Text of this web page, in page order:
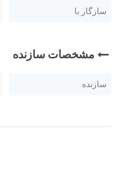
سازگار با
مشخصات سازنده
سازنده